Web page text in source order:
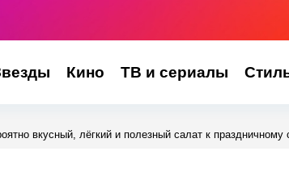
Кино ТВ и сериалы
вкусный, лёгкий и полезный салат к праздничному